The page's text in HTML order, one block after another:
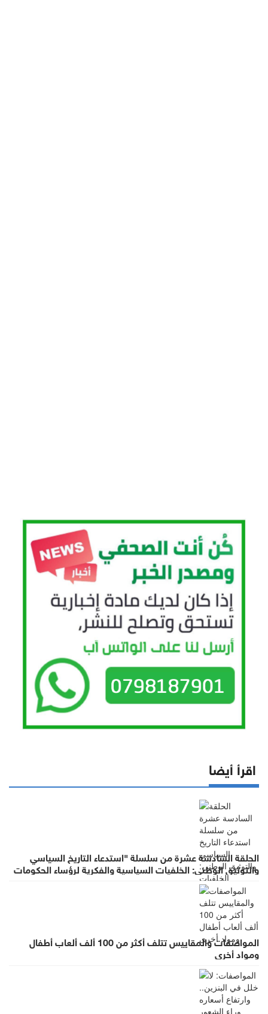
اقرأ أيضا
الحلقة السادسة عشرة من سلسلة "استدعاء التاريخ السياسي
والتوثيق الوطني: الخلفيات السياسية والفكرية لرؤساء الحكومات
في عهد الملك الحسين بن طلال (١٩٥٣- ١٩٩٩)"
المواصفات والمقاييس تتلف أكثر من 100 ألف ألعاب أطفال
ومواد أخرى